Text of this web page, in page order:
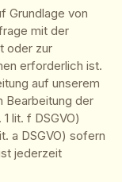
Grundlage von
mit der
oder zur
erforderlich ist.
auf unserem
Bearbeitung der
lit. f DSGVO)
a DSGVO) sofern
jederzeit